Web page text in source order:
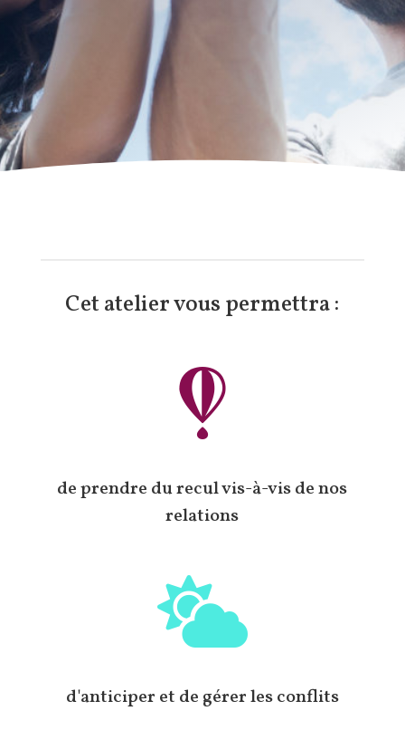
Cet atelier vous permettra :

de prendre du recul vis-à-vis de nos
relations

d'anticiper et de gérer les conflits